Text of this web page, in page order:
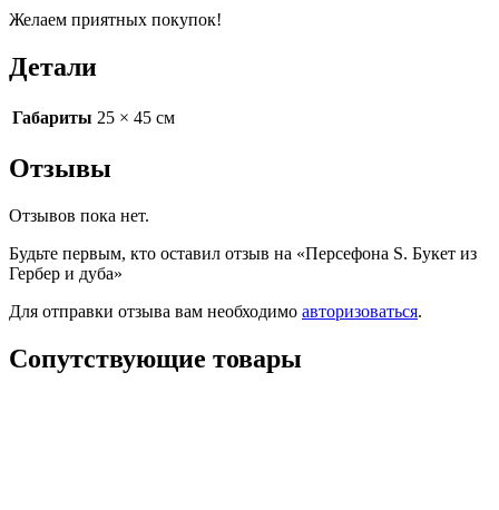
Желаем приятных покупок!
Детали
Габариты 25 × 45 см
Отзывы
Отзывов пока нет.
Будьте первым, кто оставил отзыв на «Персефона S. Букет из
Гербер и дуба»
Для отправки отзыва вам необходимо авторизоваться.
Сопутствующие товары